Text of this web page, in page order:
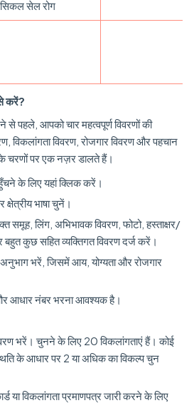
सिकल सेल रोग
करें?
पहले, आपको चार महत्वपूर्ण विवरणों की
विकलांगता विवरण, रोजगार विवरण और पहचान
चरणों पर एक नज़र डालते हैं।
के लिए यहां क्लिक करें।
भाषा चुनें।
समूह, लिंग, अभिभावक विवरण, फोटो, हस्ताक्षर/
कुछ सहित व्यक्तिगत विवरण दर्ज करें।
भरें, जिसमें आय, योग्यता और रोजगार
आधार नंबर भरना आवश्यक है।
भरें। चुनने के लिए 20 विकलांगताएं हैं। कोई
के आधार पर 2 या अधिक का विकल्प चुन
या विकलांगता प्रमाणपत्र जारी करने के लिए